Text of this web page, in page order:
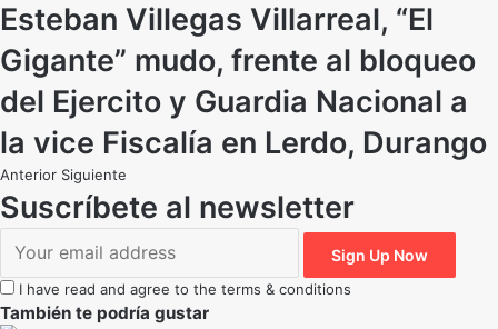
Esteban Villegas Villarreal, “El
Gigante” mudo, frente al bloqueo
del Ejercito y Guardia Nacional a
la vice Fiscalía en Lerdo, Durango
Anterior Siguiente
Suscríbete al newsletter
I have read and agree to the terms & conditions
También te podría gustar